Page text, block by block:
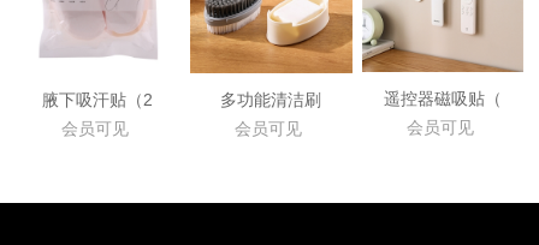
腋下吸汗贴（2
会员可见
多功能清洁刷
会员可见
遥控器磁吸贴（
会员可见